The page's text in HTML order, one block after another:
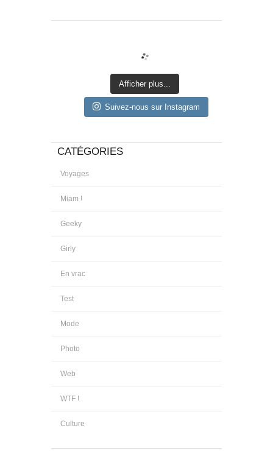
Afficher plus...
Suivez-nous sur Instagram
CATÉGORIES
Voyages
Miam !
Geeky
Girly
En vrac
Test
Mode
Photo
Web
WTF !
Culture